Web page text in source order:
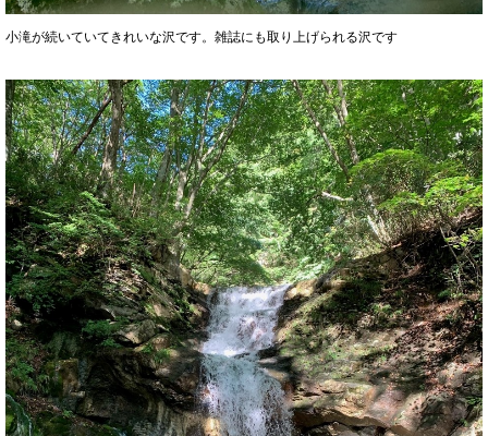
小滝が続いていてきれいな沢です。雑誌にも取り上げられる沢です